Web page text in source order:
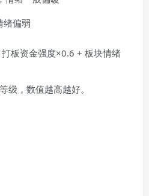
绪偏弱
板资金强度×0.6 + 板块情绪
级，数值越高越好。